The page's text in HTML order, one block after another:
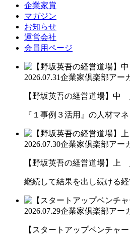
企業家賞
マガジン
お知らせ
運営会社
会員用ページ
2026.07.31企業家倶楽部アー
【野坂英吾の経営道場】中
『１事例３活用』の人材マ
2026.07.30企業家倶楽部アー
【野坂英吾の経営道場】上
継続して結果を出し続ける経
2026.07.29企業家倶楽部アー
【スタートアップベンチャ